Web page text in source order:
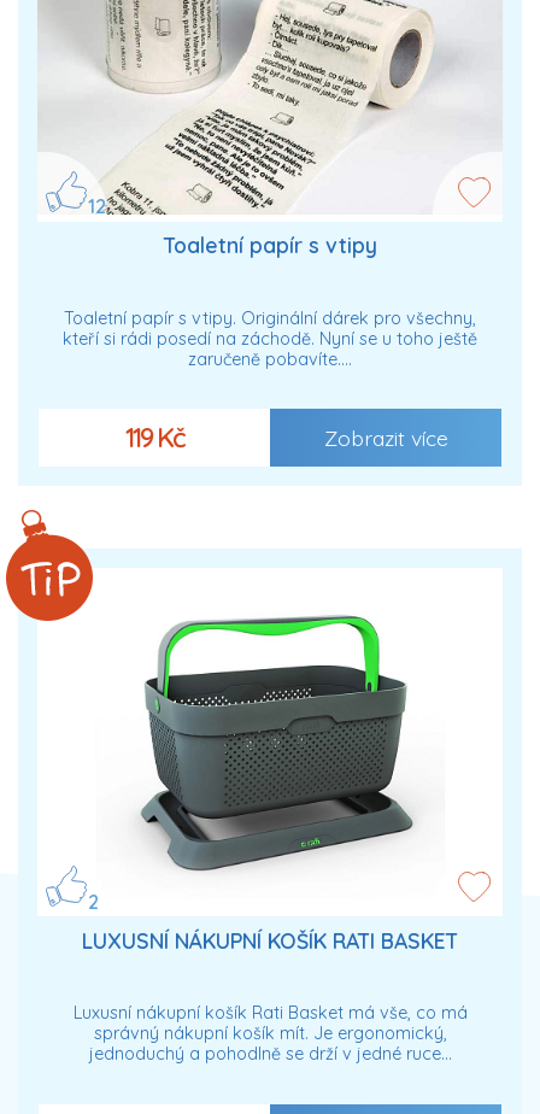
12
Toaletní papír s vtipy
Toaletní papír s vtipy. Originální dárek pro všechny,
kteří si rádi posedí na záchodě. Nyní se u toho ještě
zaručeně pobavíte.…
119 Kč Zobrazit více
2
LUXUSNÍ NÁKUPNÍ KOŠÍK RATI BASKET
Luxusní nákupní košík Rati Basket má vše, co má
správný nákupní košík mít. Je ergonomický,
jednoduchý a pohodlně se drží v jedné ruce…